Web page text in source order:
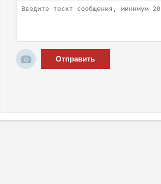
Отправить